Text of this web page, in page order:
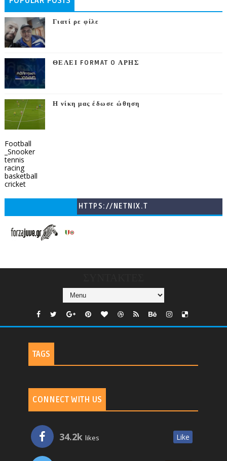
Γιατί ρε φίλε
ΘΕΛΕΙ FORMAT O ΑΡΗΣ
Η νίκη μας έδωσε ώθηση
Football
_Snooker
tennis
racing
basketball
cricket
HTTPS://NETNIX.T
TAGS
CONNECT WITH US
34.2k likes Like